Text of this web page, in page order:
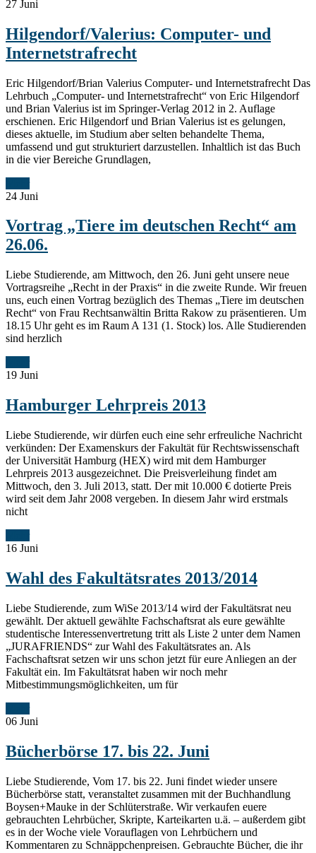
27 Juni
Hilgendorf/Valerius: Computer- und
Internetstrafrecht
Eric Hilgendorf/Brian Valerius Computer- und Internetstrafrecht Das
Lehrbuch „Computer- und Internetstrafrecht“ von Eric Hilgendorf
und Brian Valerius ist im Springer-Verlag 2012 in 2. Auflage
erschienen. Eric Hilgendorf und Brian Valerius ist es gelungen,
dieses aktuelle, im Studium aber selten behandelte Thema,
umfassend und gut strukturiert darzustellen. Inhaltlich ist das Buch
in die vier Bereiche Grundlagen,
24 Juni
Vortrag „Tiere im deutschen Recht“ am
26.06.
Liebe Studierende, am Mittwoch, den 26. Juni geht unsere neue
Vortragsreihe „Recht in der Praxis“ in die zweite Runde. Wir freuen
uns, euch einen Vortrag bezüglich des Themas „Tiere im deutschen
Recht“ von Frau Rechtsanwältin Britta Rakow zu präsentieren. Um
18.15 Uhr geht es im Raum A 131 (1. Stock) los. Alle Studierenden
sind herzlich
19 Juni
Hamburger Lehrpreis 2013
Liebe Studierende, wir dürfen euch eine sehr erfreuliche Nachricht
verkünden: Der Examenskurs der Fakultät für Rechtswissenschaft
der Universität Hamburg (HEX) wird mit dem Hamburger
Lehrpreis 2013 ausgezeichnet. Die Preisverleihung findet am
Mittwoch, den 3. Juli 2013, statt. Der mit 10.000 € dotierte Preis
wird seit dem Jahr 2008 vergeben. In diesem Jahr wird erstmals
nicht
16 Juni
Wahl des Fakultätsrates 2013/2014
Liebe Studierende, zum WiSe 2013/14 wird der Fakultätsrat neu
gewählt. Der aktuell gewählte Fachschaftsrat als eure gewählte
studentische Interessenvertretung tritt als Liste 2 unter dem Namen
„JURAFRIENDS“ zur Wahl des Fakultätsrates an. Als
Fachschaftsrat setzen wir uns schon jetzt für eure Anliegen an der
Fakultät ein. Im Fakultätsrat haben wir noch mehr
Mitbestimmungsmöglichkeiten, um für
06 Juni
Bücherbörse 17. bis 22. Juni
Liebe Studierende, Vom 17. bis 22. Juni findet wieder unsere
Bücherbörse statt, veranstaltet zusammen mit der Buchhandlung
Boysen+Mauke in der Schlüterstraße. Wir verkaufen euere
gebrauchten Lehrbücher, Skripte, Karteikarten u.ä. – außerdem gibt
es in der Woche viele Vorauflagen von Lehrbüchern und
Kommentaren zu Schnäppchenpreisen. Gebrauchte Bücher, die ihr